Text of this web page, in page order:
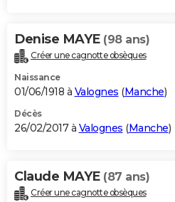
Denise MAYE (98 ans)
Créer une cagnotte obsèques
Naissance
01/06/1918 à Valognes (Manche)
Décès
26/02/2017 à Valognes (Manche)
Claude MAYE (87 ans)
Créer une cagnotte obsèques